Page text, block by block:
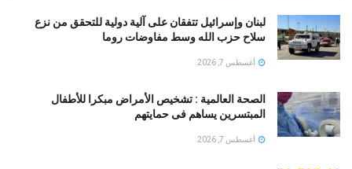
لبنان وإسرائيل تتفقان على آلية دولية للتحقق من نزع
سلاح حزب الله وسط مفاوضات روما
أغسطس 7, 2026
الصحة العالمية : تشخيص الأمراض مبكرا للأطفال
المبتسرين يساهم فى حمايتهم
أغسطس 7, 2026